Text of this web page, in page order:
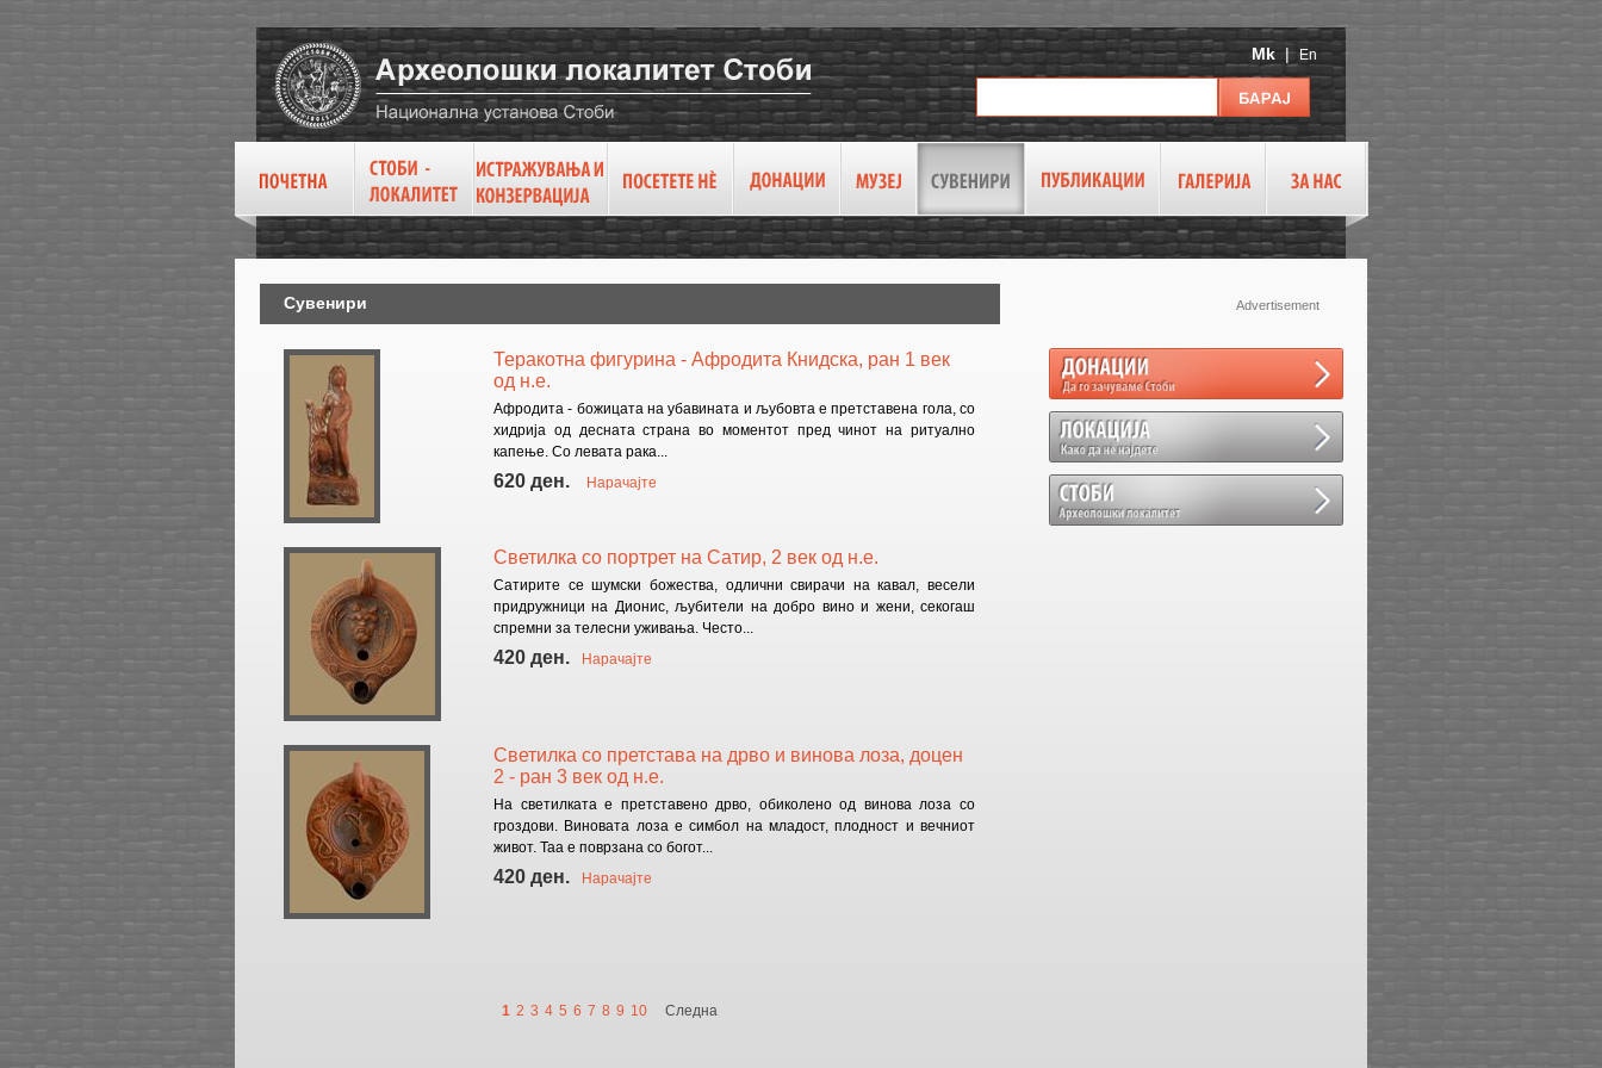
Mk |En
Сувенири
Теракотна фигурина - Афродита Книдска, ран 1 век
од н.е.
Афродита - божицата на убавината и љубовта е претставена гола, со
хидрија од десната страна во моментот пред чинот на ритуално
капење. Со левата рака...
620 ден. Нарачајте
Светилка со портрет на Сатир, 2 век од н.е.
Сатирите се шумски божества, одлични свирачи на кавал, весели
придружници на Дионис, љубители на добро вино и жени, секогаш
спремни за телесни уживања. Често...
420 ден. Нарачајте
Светилка со претстава на дрво и винова лоза, доцен
2 - ран 3 век од н.е.
На светилката е претставено дрво, обиколено од винова лоза со
гроздови. Виновата лоза е симбол на младост, плодност и вечниот
живот. Таа е поврзана со богот...
420 ден. Нарачајте
1 2 3 4 5 6 7 8 9 10 Следна
Advertisement